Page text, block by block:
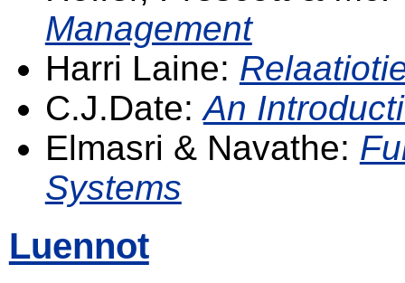
Management
Harri Laine:
C.J.Date:An
Elmasri & Navathe:
Systems
Luennot